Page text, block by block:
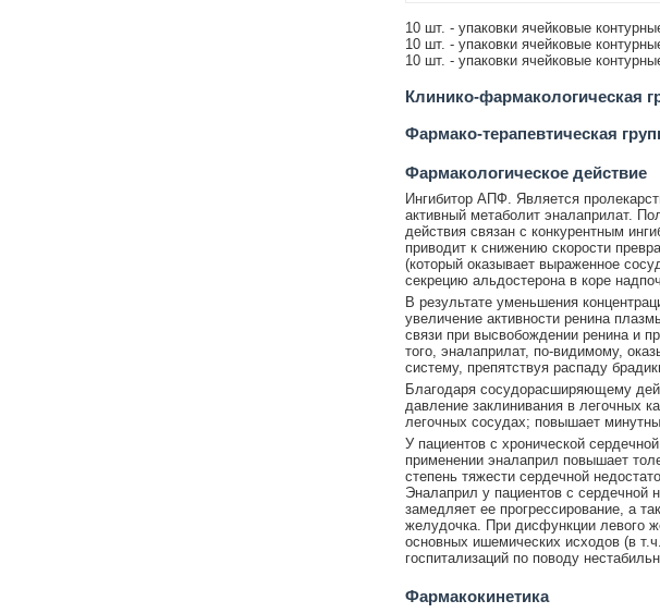
10 шт. - упаковки ячейковые
10 шт. - упаковки ячейковые
10 шт. - упаковки ячейковые
Клинико-фармакологическая
Фармако-терапевтическая
Фармакологическое действие
Ингибитор АПФ. Является
активный метаболит эналаприлат.
действия связан с конкурентным
приводит к снижению скорости
(который оказывает выраженное
секрецию альдостерона в коре
В результате уменьшения
увеличение активности ренина
связи при высвобождении ренина и
того, эналаприлат, по-видимому,
систему, препятствуя распаду
Благодаря сосудорасширяющему
давление заклинивания в легочных
легочных сосудах; повышает
У пациентов с хронической
применении эналаприл повышает
степень тяжести сердечной
Эналаприл у пациентов с сердечной
замедляет ее прогрессирование, а
желудочка. При дисфункции левого
основных ишемических исходов (в
госпитализаций по поводу
Фармакокинетика